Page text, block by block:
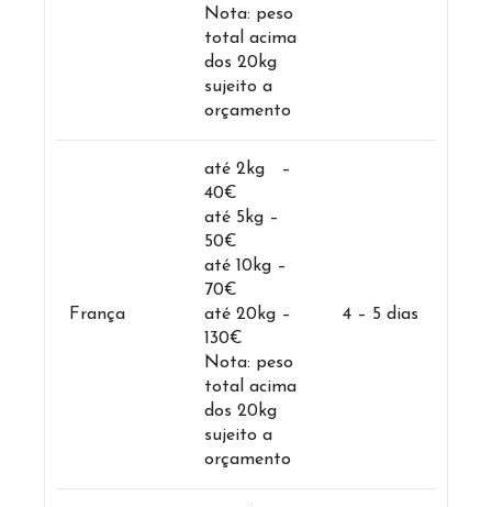
Nota: peso
total acima
dos 20kg
sujeito a
orçamento
França
até 2kg –
40€
até 5kg –
50€
até 10kg –
70€
até 20kg –
130€
Nota: peso
total acima
dos 20kg
sujeito a
orçamento
4 – 5 dias